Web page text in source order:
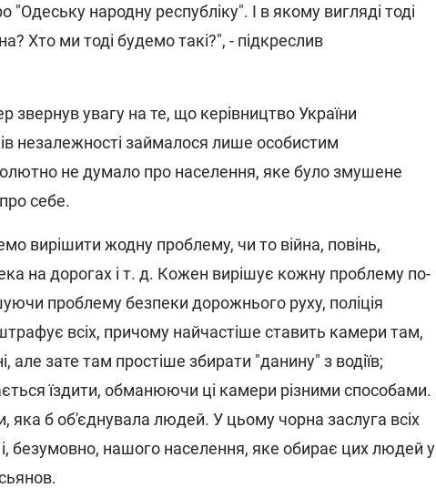
"Одеську народну республіку". І в якому вигляді тоді
Хто ми тоді будемо такі?", - підкреслив
звернув увагу на те, що керівництво України
незалежності займалося лише особистим
не думало про населення, яке було змушене
себе.
вирішити жодну проблему, чи то війна, повінь,
на дорогах і т. д. Кожен вирішує кожну проблему по-
проблему безпеки дорожнього руху, поліція
всіх, причому найчастіше ставить камери там,
але зате там простіше збирати "данину" з водіїв;
їздити, обманюючи ці камери різними способами.
яка б об'єднувала людей. У цьому чорна заслуга всіх
безумовно, нашого населення, яке обирає цих людей у